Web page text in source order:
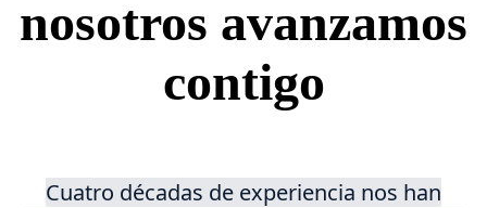
nosotros avanzamos
contigo
Cuatro décadas de experiencia nos han